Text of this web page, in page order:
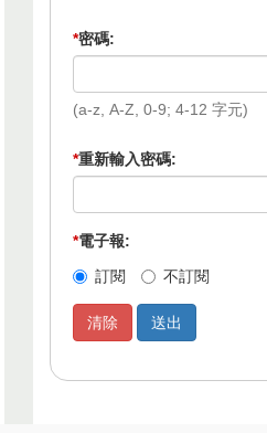
*密碼:
(a-z, A-Z, 0-9; 4-12 字元)
*重新輸入密碼:
*電子報:
訂閱
不訂閱